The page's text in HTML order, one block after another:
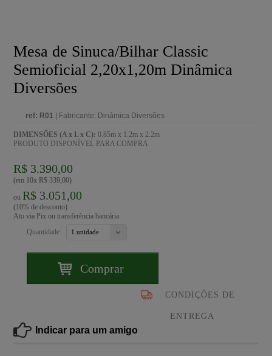
Mesa de Sinuca/Bilhar Classic
Semioficial 2,20x1,20m Dinâmica
Diversões
ref: R01 | Fabricante: Dinâmica Diversões
DIMENSÕES (A x L x C): 0.85m x 1.2m x 2.2m
PRODUTO DISPONÍVEL PARA COMPRA
R$ 3.390,00
(em 10x R$ 339,00)
ou R$ 3.051,00
(10% de desconto)
Ato via Pix ou transferência bancária
Quantidade:
Comprar
CONDIÇÕES DE
ENTREGA
Indicar para um amigo